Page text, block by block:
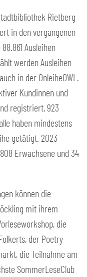
Rietberg
in den vergangenen
Ausleihen
werden Ausleihen
in der OnleiheOWL.
Kundinnen und
registriert, 923
haben mindestens
getätigt. 2023
Erwachsene und 34
können die
mit ihrem
die
der Poetry
die Teilnahme am
SommerLeseClub